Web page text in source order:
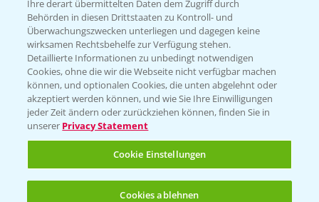
T.+49 (0)214/30-20220
Folgen Sie uns
Ihre derart übermittelten Daten dem Zugriff durch
Behörden in diesen Drittstaaten zu Kontroll- und
Überwachungszwecken unterliegen und dagegen keine
wirksamen Rechtsbehelfe zur Verfügung stehen.
Detaillierte Informationen zu unbedingt notwendigen
Cookies, ohne die wir die Webseite nicht verfügbar machen
können, und optionalen Cookies, die unten abgelehnt oder
akzeptiert werden können, und wie Sie Ihre Einwilligungen
jeder Zeit ändern oder zurückziehen können, finden Sie in
unserer Privacy Statement
Cookie Einstellungen
Cookies ablehnen